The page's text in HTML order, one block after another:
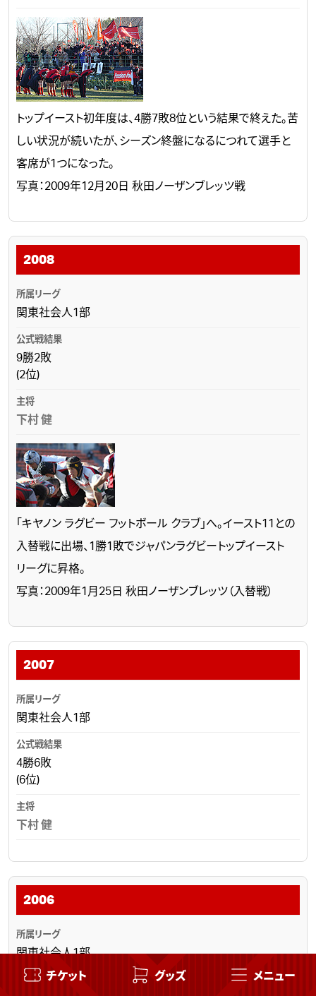
トップイースト初年度は、4勝7敗8位という結果で終えた。苦
しい状況が続いたが、シーズン終盤になるにつれて選手と
客席が1つになった。
写真：2009年12月20日 秋田ノーザンブレッツ戦
2008
関東社会人1部
9勝2敗
(2位)
下村 健
「キヤノン ラグビー フットボール クラブ」へ。イースト11との
入替戦に出場、1勝1敗でジャパンラグビートップイースト
リーグに昇格。
写真：2009年1月25日 秋田ノーザンブレッツ（入替戦）
2007
関東社会人1部
4勝6敗
(6位)
下村 健
2006
関東社会人1部
チケット グッズ メニュー